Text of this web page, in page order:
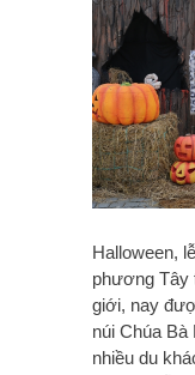
Halloween,
phương Tây
giới, nay
núi Chúa Bà
nhiều du